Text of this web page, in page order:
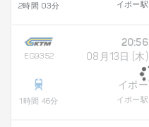
2時間 03分 イポー駅
EG9352
1時間 46分
20:56
08月13日 (木)
イポー
イポー駅